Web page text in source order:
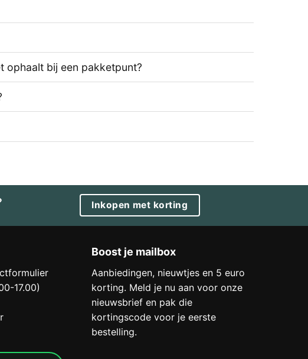
ophaalt bij een pakketpunt?
Inkopen met korting
17.00)
Boost je mailbox
Aanbiedingen, nieuwtjes en 5 euro
korting. Meld je nu aan voor onze
nieuwsbrief en pak die
kortingscode voor je eerste
bestelling.